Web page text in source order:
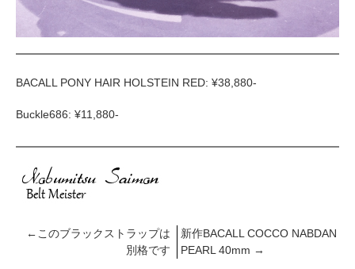
BACALL PONY HAIR HOLSTEIN RED: ¥38,880-
Buckle686: ¥11,880-
← このブラックストラップは
別格です
新作BACALL COCCO NABDAN
PEARL 40mm →